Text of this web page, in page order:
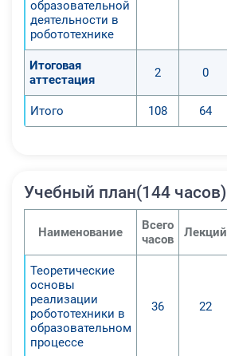
образовательной
деятельности в
робототехнике
Итоговая
аттестация
2 0
Итого 108 64
Учебный план(144 часов)
Наименование
Всего
часов
Лекций
Теоретические
основы
реализации
робототехники в
образовательном
процессе
36 22